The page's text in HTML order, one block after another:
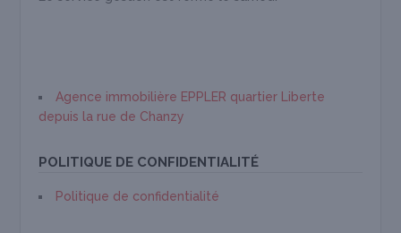
Agence immobilière EPPLER quartier Liberte
depuis la rue de Chanzy
POLITIQUE DE CONFIDENTIALITÉ
Politique de confidentialité